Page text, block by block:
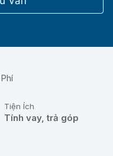
Tiện Ích
Tính vay, trả góp